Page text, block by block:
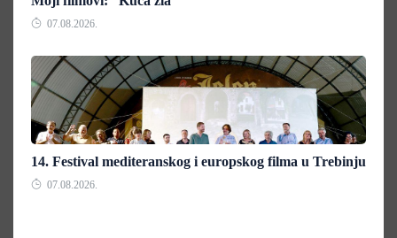
07.08.2026.
14. Festival mediteranskog i europskog filma u Trebinju
07.08.2026.